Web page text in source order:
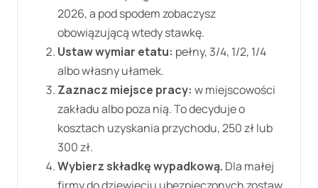
2026, a pod spodem zobaczysz
obowiązującą wtedy stawkę.
Ustaw wymiar etatu: pełny, 3/4, 1/2, 1/4
albo własny ułamek.
Zaznacz miejsce pracy: w miejscowości
zakładu albo poza nią. To decyduje o
kosztach uzyskania przychodu,250 złlub
300 zł.
Wybierz składkę wypadkową. Dla małej
firmy do dziewięciu ubezpieczonych zostaw